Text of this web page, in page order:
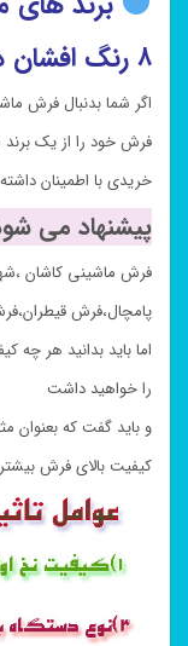
۸ رنگ افشان دلربا آبی ۷۰۰ شانه کاشان:
فرش خود را از یک برند
خریدی با اطمینان
پیشنهاد می
فرش ماشینی کاشان
پامچال،فرش
اما باید بدانید هر چه
را خواهید داشت
کیفیت بالای فرش